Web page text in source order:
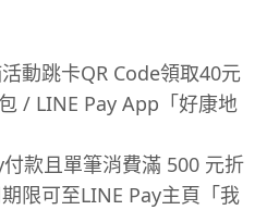
動跳卡QR Code領取40元
/ LINE Pay App「好康地
款且單筆消費滿 500 元折
限可至LINE Pay主頁「我